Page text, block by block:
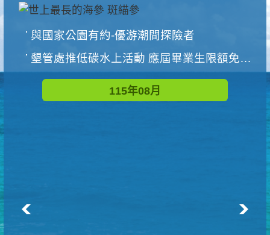
與國家公園有約-優游潮間探險者
墾管處推低碳水上活動 應屆畢業生限額免費參加
115年08月